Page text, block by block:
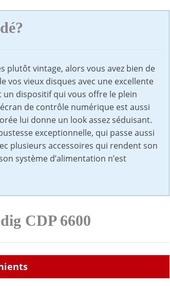
plutôt vintage, alors vous avez bien de
vos vieux disques avec une excellente
un dispositif qui vous offre le plein
de contrôle numérique est aussi
lui donne un look assez séduisant.
exceptionnelle, qui passe aussi
plusieurs accessoires qui rendent son
système d’alimentation n’est
CDP 6600